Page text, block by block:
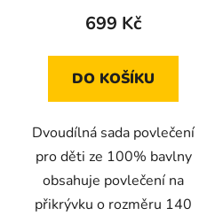
699 Kč
DO KOŠÍKU
Dvoudílná sada povlečení
pro děti ze 100% bavlny
obsahuje povlečení na
přikrývku o rozměru 140